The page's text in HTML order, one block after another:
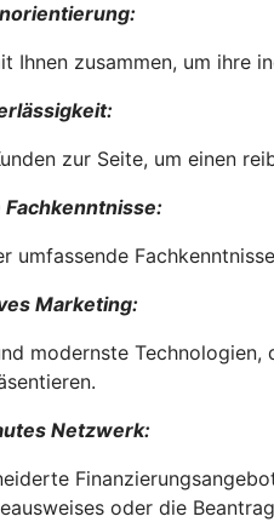
zusammen, um ihre
zur Seite, um einen
Fachkenntnisse:
Marketing:
Technologien,
Netzwerk:
oder die